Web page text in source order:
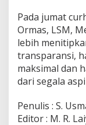
Pada jumat
Ormas, LSM,
lebih
transparansi,
maksimal dan
dari segala
Penulis : S.
Editor : M. R.